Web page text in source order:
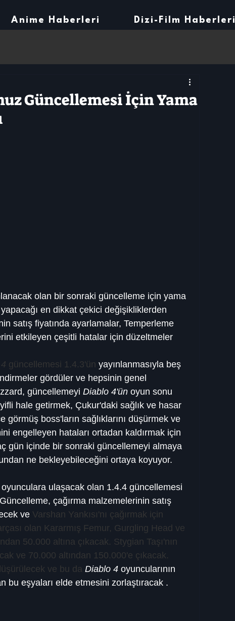
Anime Haberleri Dizi-Film Haberleri
Güncellemesi İçin Yama
olan bir sonraki güncelleme için yama
yapacağı en dikkat çekici değişikliklerden
satış fiyatında ayarlamalar, Temperleme
etkileyen çeşitli hatalar için düzeltmeler
güncellemesi 1.4.3'ün yayınlanmasıyla beş
gördüler ve hepsinin genel
güncellemeyi Diablo 4'ün oyun sonu
hale getirmek, Çukur'daki sağlık ve hasar
boss'ların sağlıklarını düşürmek ve
engelleyen hataları ortadan kaldırmak için
gün içinde bir sonraki güncellemeyi almaya
ne bekleyebileceğini ortaya koyuyor.
ulaşacak olan 1.4.4 güncellemesi
çağırma malzemelerinin satış
ve Varshan Yankısı'nı çağırmak için
olan Kararmış Femur, Gurgling Head ve
50.000 altına çıkacak. Stygian Taşı'nın
ve 70.000 altından 150.000'e çıkacak.
ve bu da Diablo 4 oyuncularının
bu eşyaları elde etmesini zorlaştıracak .